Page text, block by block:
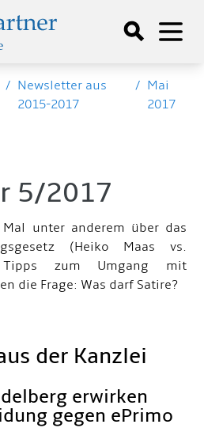
/ Newsletter aus
2015-2017
/ Mai
2017
5/2017
unter anderem über das
(Heiko Maas vs.
Tipps zum Umgang mit
die Frage: Was darf Satire?
der Kanzlei
erwirken
gegen ePrimo